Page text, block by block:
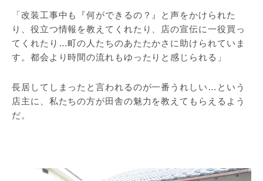
「改装工事中も『何ができるの？』と声をかけられた
り、役立つ情報を教えてくれたり、店の宣伝に一役買っ
てくれたり…町の人たちのあたたかさに助けられていま
す。都会より時間の流れもゆったりと感じられる」
長居してしまったと言われるのが一番うれしい…という
店主に、私たちの方が田舎の魅力を教えてもらえるよう
だ。